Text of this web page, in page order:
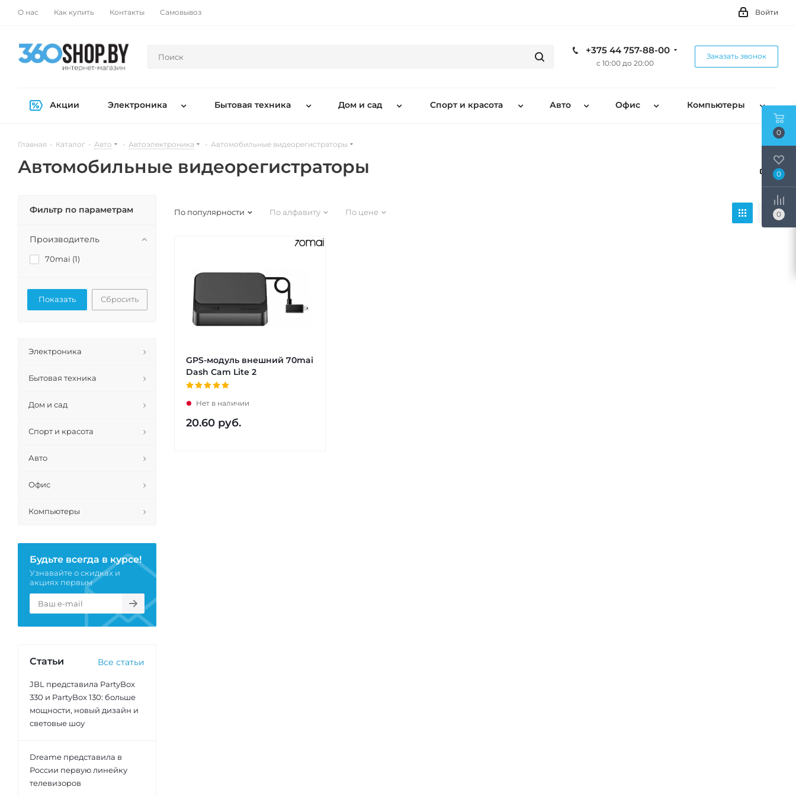
О нас Как купить Контакты Самовывоз Войти
+375 44 757-88-00
с 10:00 до 20:00
Заказать звонок
Акции Электроника Бытовая техника Дом и сад Спорт и красота Авто Офис Компьютеры
Главная - Каталог - Авто - Автоэлектроника - Автомобильные видеорегистраторы
Автомобильные видеорегистраторы
По популярности По алфавиту По цене
GPS-модуль внешний 70mai
Dash Cam Lite 2
Нет в наличии
20.60 руб.
Фильтр по параметрам
Производитель
70mai (1)
Сбросить
Электроника
Бытовая техника
Дом и сад
Спорт и красота
Авто
Офис
Компьютеры
Будьте всегда в курсе!
Узнавайте о скидках и
акциях первым
Статьи Все статьи
JBL представила PartyBox
330 и PartyBox 130: больше
мощности, новый дизайн и
световые шоу
Dreame представила в
России первую линейку
телевизоров
0
0
0